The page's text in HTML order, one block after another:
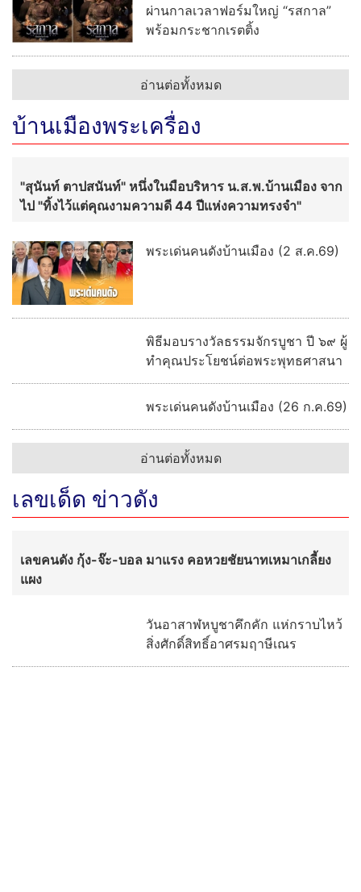
บันเทิง
กันตนา สร้างปรากฏการณ์ใหม่! เปิดตัว “พระ-นาง AI” คู่
แรกของไทย เตรียมเดบิวต์ลงซีรีย์แนวตั้ง พร้อมเขย่าวงการ
บันเทิงยุคดิจิทัล
"เต้ย พงศกร - ต้น ธนษิต" เช็กอิน
เมืองเก่า ชมภาพจิตรกรรมฝาผนัง
ระดับโลก “ปู่ม่านย่าม่าน” เรียนรู้
นวัตกรรมผักเชียงดาใน "หอมแผ่น
“เฮง ทัตพงศ์” ปลื้มกระแส “อย่าขอพี่
เจน” ปังเกินคาด! ปรับลุคสวมบท
“เจนเล็ก” เผชิญความสัมพันธ์ Red
ผ่านกาลเวลาฟอร์มใหญ่ “รสกาล”
พร้อมกระชากเรตติ้ง